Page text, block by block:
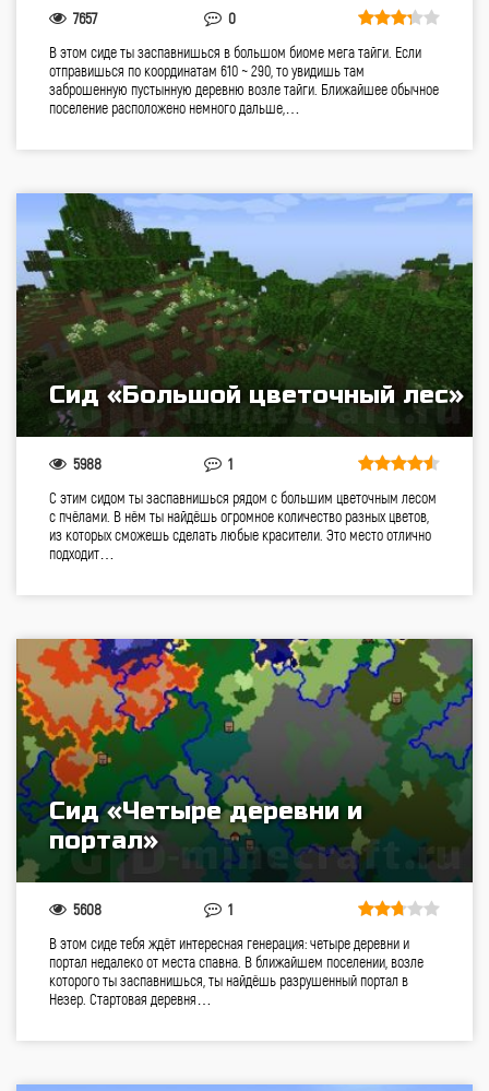
7657 0
В этом сиде ты заспавнишься в большом биоме мега тайги. Если
отправишься по координатам 610 ~ 290, то увидишь там
заброшенную пустынную деревню возле тайги. Ближайшее обычное
поселение расположено немного дальше,…
Сид «Большой цветочный лес»
5988 1
С этим сидом ты заспавнишься рядом с большим цветочным лесом
с пчёлами. В нём ты найдёшь огромное количество разных цветов,
из которых сможешь сделать любые красители. Это место отлично
подходит…
Сид «Четыре деревни и
портал»
5608 1
В этом сиде тебя ждёт интересная генерация: четыре деревни и
портал недалеко от места спавна. В ближайшем поселении, возле
которого ты заспавнишься, ты найдёшь разрушенный портал в
Незер. Стартовая деревня…